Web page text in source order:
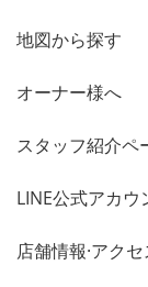
地図から探す
オーナー様へ
スタッフ紹介ペ
LINE公式アカウ
店舗情報·アクセ